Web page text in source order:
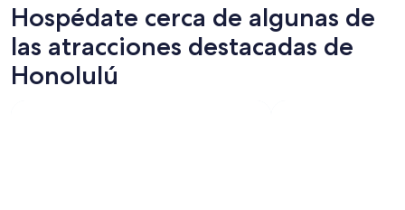
Hospédate cerca de algunas de
las atracciones destacadas de
Honolulú